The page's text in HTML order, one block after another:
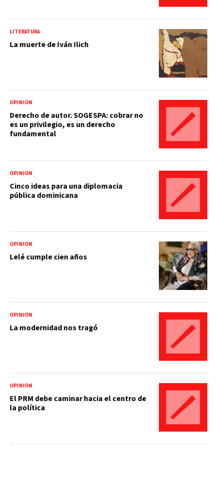
LITERATURA
La muerte de Iván Ilich
OPINIÓN
Derecho de autor. SOGESPA: cobrar no
es un privilegio, es un derecho
fundamental
OPINIÓN
Cinco ideas para una diplomacia
pública dominicana
OPINIÓN
Lelé cumple cien años
OPINIÓN
La modernidad nos tragó
OPINIÓN
El PRM debe caminar hacia el centro de
la política